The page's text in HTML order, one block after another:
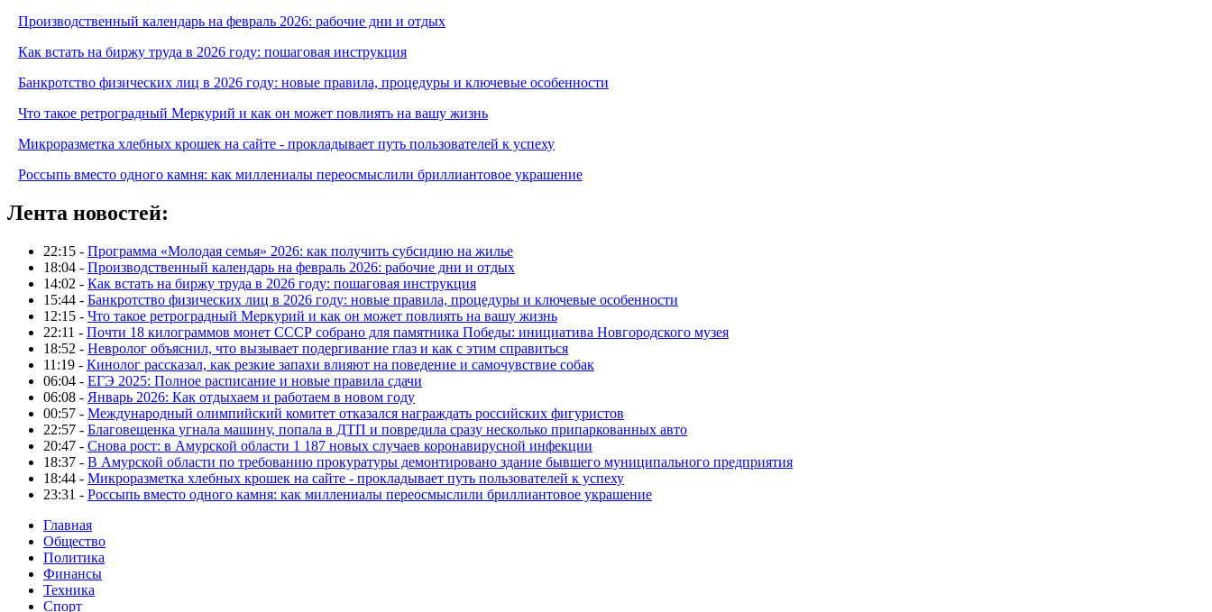
Производственный календарь на февраль 2026: рабочие дни и отдых
Как встать на биржу труда в 2026 году: пошаговая инструкция
Банкротство физических лиц в 2026 году: новые правила, процедуры и ключевые особенности
Что такое ретроградный Меркурий и как он может повлиять на вашу жизнь
Микроразметка хлебных крошек на сайте - прокладывает путь пользователей к успеху
Россыпь вместо одного камня: как миллениалы переосмыслили бриллиантовое украшение
Лента новостей:
22:15 - Программа «Молодая семья» 2026: как получить субсидию на жилье
18:04 - Производственный календарь на февраль 2026: рабочие дни и отдых
14:02 - Как встать на биржу труда в 2026 году: пошаговая инструкция
15:44 - Банкротство физических лиц в 2026 году: новые правила, процедуры и ключевые особенности
12:15 - Что такое ретроградный Меркурий и как он может повлиять на вашу жизнь
22:11 - Почти 18 килограммов монет СССР собрано для памятника Победы: инициатива Новгородского музея
18:52 - Невролог объяснил, что вызывает подергивание глаз и как с этим справиться
11:19 - Кинолог рассказал, как резкие запахи влияют на поведение и самочувствие собак
06:04 - ЕГЭ 2025: Полное расписание и новые правила сдачи
06:08 - Январь 2026: Как отдыхаем и работаем в новом году
00:57 - Международный олимпийский комитет отказался награждать российских фигуристов
22:57 - Благовещенка угнала машину, попала в ДТП и повредила сразу несколько припаркованных авто
20:47 - Снова рост: в Амурской области 1 187 новых случаев коронавирусной инфекции
18:37 - В Амурской области по требованию прокуратуры демонтировано здание бывшего муниципального предприятия
18:44 - Микроразметка хлебных крошек на сайте - прокладывает путь пользователей к успеху
23:31 - Россыпь вместо одного камня: как миллениалы переосмыслили бриллиантовое украшение
Главная
Общество
Политика
Финансы
Техника
Спорт